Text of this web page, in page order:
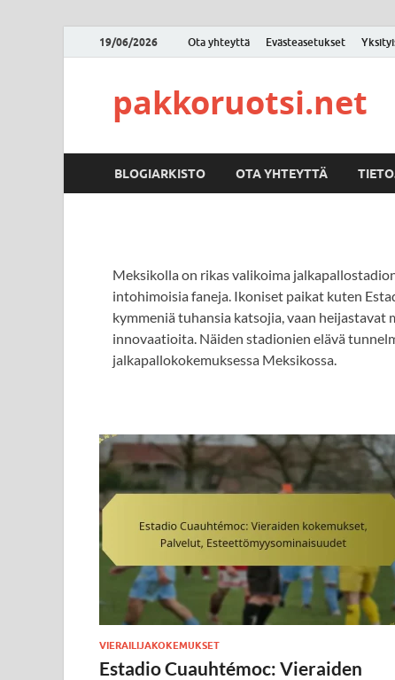
19/06/2026 Ota yhteyttä Evästeasetukset
pakkoruotsi.net
BLOGIARKISTO OTA YHTEYTTÄ
Meksikolla on rikas valikoima
intohimoisia faneja. Ikoniset paikat kuten
kymmeniä tuhansia katsojia, vaan
innovaatioita. Näiden stadionien elävä
jalkapallokokemuksessa Meksikossa.
VIERAILIJAKOKEMUKSET
Estadio Cuauhtémoc: Vieraiden